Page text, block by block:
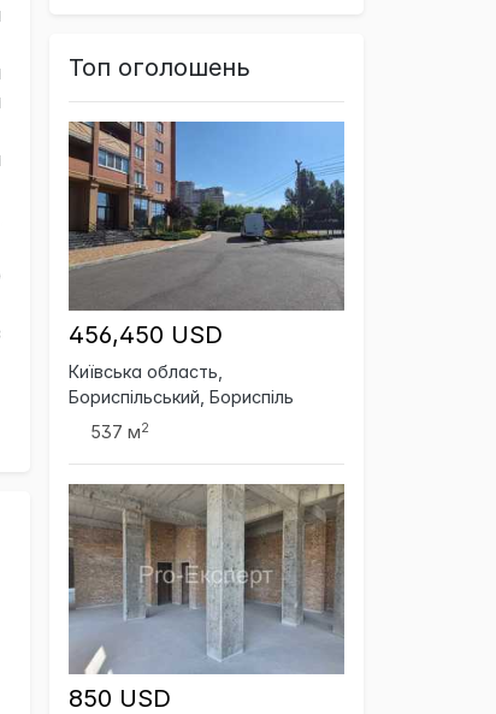
Топ оголошень
456,450 USD
Київська область,
Бориспільський, Бориспіль
537 м2
850 USD